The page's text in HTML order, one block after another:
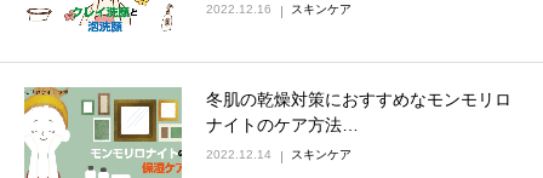
2022.12.16 スキンケア
冬肌の乾燥対策におすすめなモンモリロ
ナイトのケア方法…
2022.12.14 スキンケア